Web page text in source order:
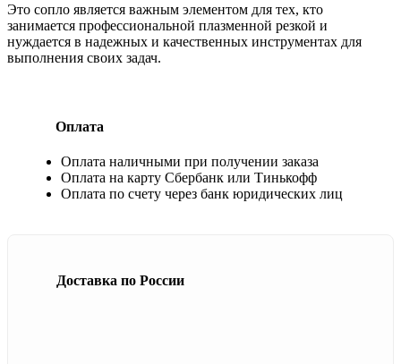
Это сопло является важным элементом для тех, кто
занимается профессиональной плазменной резкой и
нуждается в надежных и качественных инструментах для
выполнения своих задач.
Оплата
Оплата наличными при получении заказа
Оплата на карту Сбербанк или Тинькофф
Оплата по счету через банк юридических лиц
Доставка по России